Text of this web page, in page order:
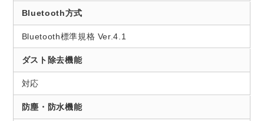
Bluetooth方式
Bluetooth標準規格 Ver.4.1
ダスト除去機能
対応
防塵・防水機能